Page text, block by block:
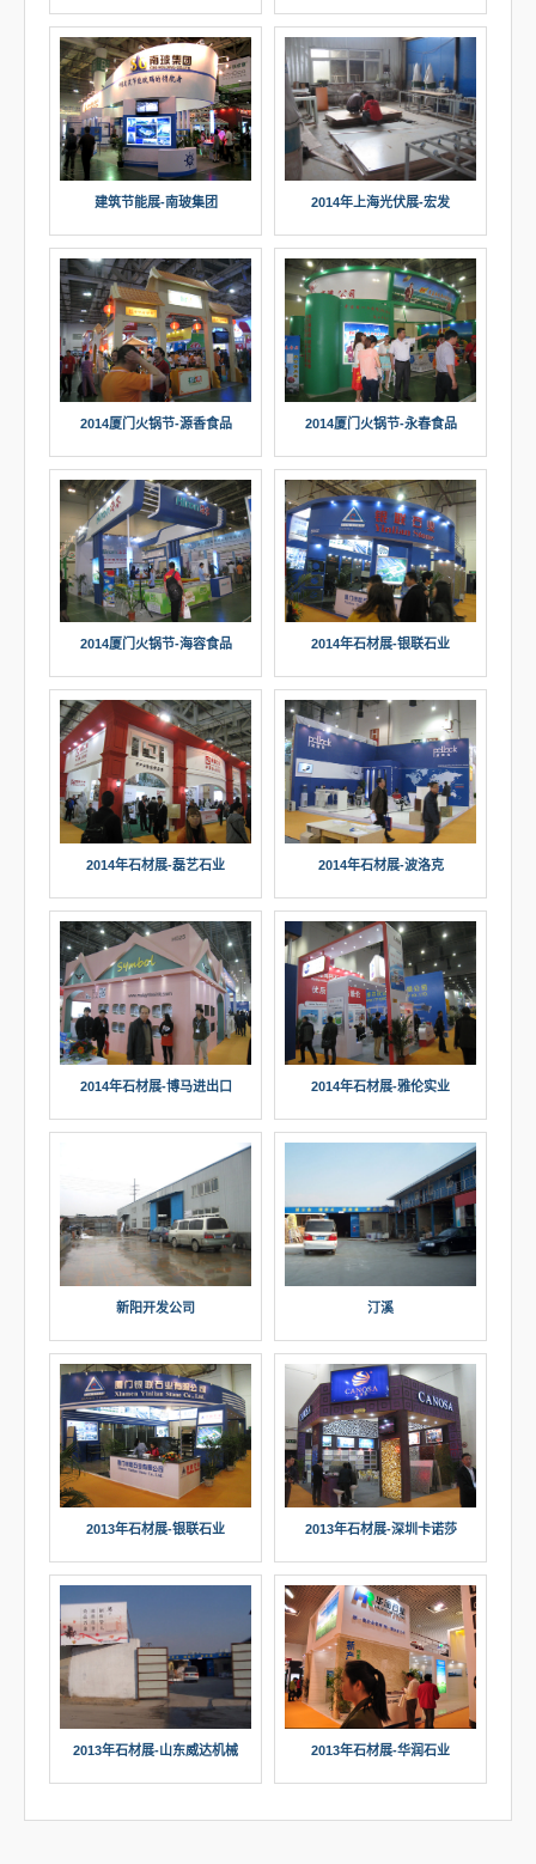
建筑节能展-南玻集团 2014年上海光伏展-宏发
2014厦门火锅节-源香食品 2014厦门火锅节-永春食品
2014厦门火锅节-海容食品 2014年石材展-银联石业
2014年石材展-磊艺石业 2014年石材展-波洛克
2014年石材展-博马进出口 2014年石材展-雅伦实业
新阳开发公司 汀溪
2013年石材展-银联石业 2013年石材展-深圳卡诺莎
2013年石材展-山东威达机械 2013年石材展-华润石业